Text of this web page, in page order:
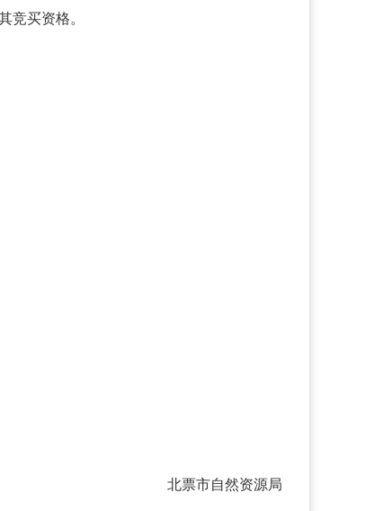
竞买资格。
北票市自然资源局